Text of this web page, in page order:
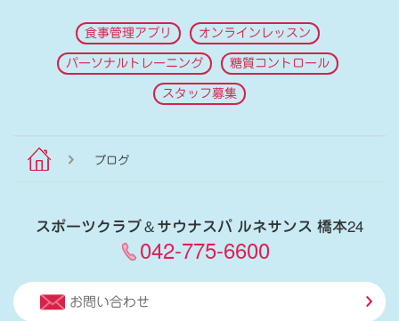
食事管理アプリ オンラインレッスン
パーソナルトレーニング 糖質コントロール
スタッフ募集
ブログ
スポーツクラブ＆サウナスパ ルネサンス 橋本24
042-775-6600
お問い合わせ